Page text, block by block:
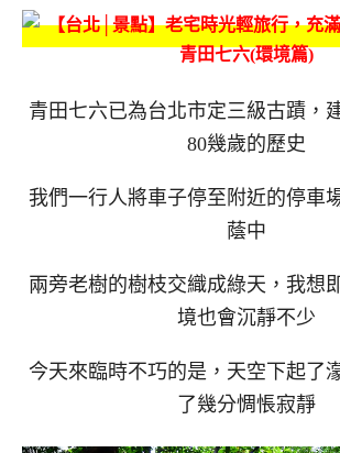
青田七六已為台北市定三級古蹟，
80幾歲的歷史
我們一行人將車子停至附近的停車
蔭中
兩旁老樹的樹枝交織成綠天，我想
境也會沉靜不少
今天來臨時不巧的是，天空下起了
了幾分惆悵寂靜